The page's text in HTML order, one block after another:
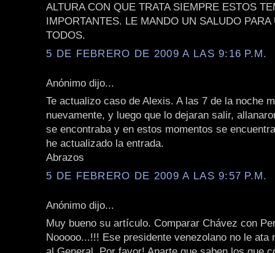
ALTURA CON QUE TRATA SIEMPRE ESTOS
IMPORTANTES. LE MANDO UN SALUDO PARA
TODOS.
5 DE FEBRERO DE 2009 A LAS 9:16 P.M.
Anónimo dijo...
Te actualizo caso de Alexis. A las 7 de la noche
nuevamente, y luego que lo dejaran salir,
se encontraba y en estos momentos se
he actualizado la entrada.
Abrazos
5 DE FEBRERO DE 2009 A LAS 9:57 P.M.
Anónimo dijo...
Muy bueno su artículo. Comparar Chávez con
Nooooo...!!! Ese presidente venezolano no le ata